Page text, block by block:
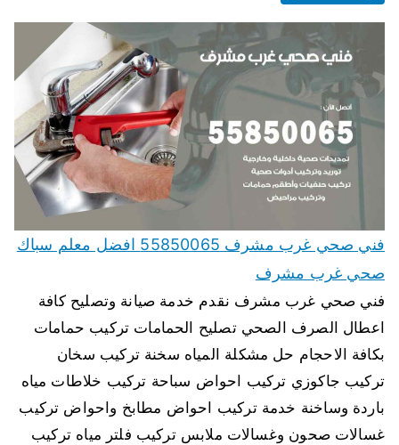
فني صحي غرب مشرف 55850065 افضل معلم سباك
صحي غرب مشرف
فني صحي غرب مشرف نقدم خدمة صيانة وتصليح كافة
اعطال الصرف الصحي تصليح الحمامات تركيب حمامات
بكافة الاحجام حل مشكلة المياه سخنة تركيب سخان
تركيب جاكوزي تركيب احواض سباحة تركيب خلاطات مياه
باردة وساخنة خدمة تركيب احواض مطابخ واحواض تركيب
غسالات صحون وغسالات ملابس تركيب فلتر مياه تركيب